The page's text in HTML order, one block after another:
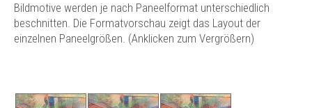
Bildmotive werden je nach Paneelformat unterschiedlich
beschnitten. Die Formatvorschau zeigt das Layout der
einzelnen Paneelgrößen. (Anklicken zum Vergrößern)